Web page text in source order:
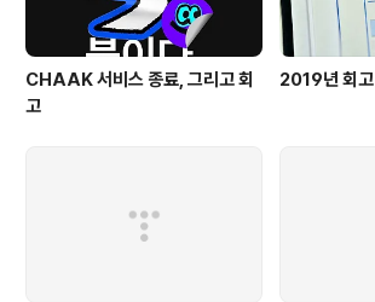
CHAAK 서비스 종료, 그리고 회
고
2019년 회고